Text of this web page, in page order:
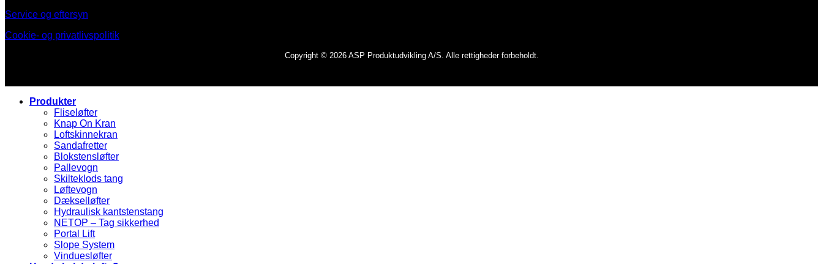
Service og eftersyn
Cookie- og privatlivspolitik
Copyright © 2026 ASP Produktudvikling A/S. Alle rettigheder forbeholdt.
Produkter
Fliseløfter
Knap On Kran
Loftskinnekran
Sandafretter
Blokstensløfter
Pallevogn
Skilteklods tang
Løftevogn
Dækselløfter
Hydraulisk kantstenstang
NETOP – Tag sikkerhed
Portal Lift
Slope System
Vinduesløfter